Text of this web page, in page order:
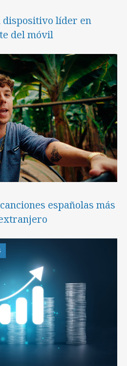
dispositivo líder en
del móvil
españolas más